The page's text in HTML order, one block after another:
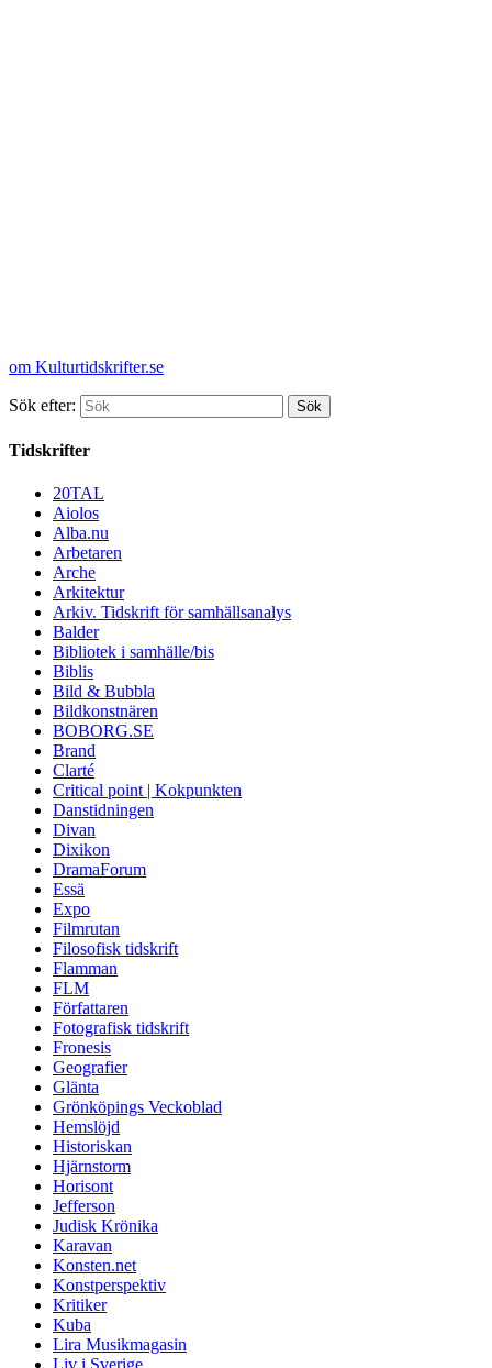
om Kulturtidskrifter.se
Sök efter:
Tidskrifter
20TAL
Aiolos
Alba.nu
Arbetaren
Arche
Arkitektur
Arkiv. Tidskrift för samhällsanalys
Balder
Bibliotek i samhälle/bis
Biblis
Bild & Bubbla
Bildkonstnären
BOBORG.SE
Brand
Clarté
Critical point | Kokpunkten
Danstidningen
Divan
Dixikon
DramaForum
Essä
Expo
Filmrutan
Filosofisk tidskrift
Flamman
FLM
Författaren
Fotografisk tidskrift
Fronesis
Geografier
Glänta
Grönköpings Veckoblad
Hemslöjd
Historiskan
Hjärnstorm
Horisont
Jefferson
Judisk Krönika
Karavan
Konsten.net
Konstperspektiv
Kritiker
Kuba
Lira Musikmagasin